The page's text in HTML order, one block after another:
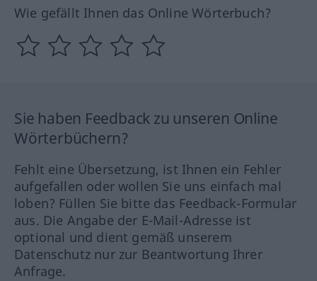
Wie gefällt Ihnen das Online Wörterbuch?
Sie haben Feedback zu unseren Online
Wörterbüchern?
Fehlt eine Übersetzung, ist Ihnen ein Fehler
aufgefallen oder wollen Sie uns einfach mal
loben? Füllen Sie bitte das Feedback-Formular
aus. Die Angabe der E-Mail-Adresse ist
optional und dient gemäß unserem
Datenschutz nur zur Beantwortung Ihrer
Anfrage.